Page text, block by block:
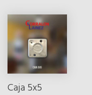
Caja 5x5